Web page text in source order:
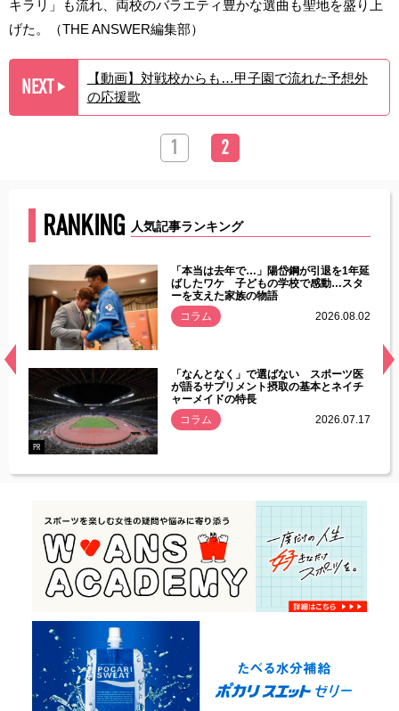
キラリ」も流れ、両校のバラエティ豊かな選曲も聖地を盛り上
げた。（THE ANSWER編集部）
NEXT ▶︎
【動画】対戦校からも…甲子園で流れた予想外
の応援歌
1 2
RANKING 人気記事ランキング
常
「本当は去年で…」陽岱鋼が引退を1年延
ばしたワケ 子どもの学校で感動…スタ
ーを支えた家族の物語
コラム
2026.08.02
PR
「なんとなく」で選ばない スポーツ医
が語るサプリメント摂取の基本とネイチ
ャーメイドの特長
コラム
2026.07.17